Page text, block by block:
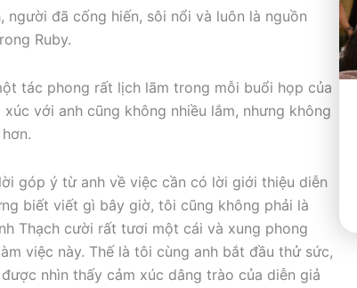
đã cống hiến, sôi nổi và luôn là nguồn
Ruby.
tác phong rất lịch lãm trong mỗi buổi họp của
với anh cũng không nhiều lắm, nhưng không
góp ý từ anh về việc cần có lời giới thiệu diễn
biết viết gì bây giờ, tôi cũng không phải là
Thạch cười rất tươi một cái và xung phong
việc này. Thế là tôi cùng anh bắt đầu thử sức,
nhìn thấy cảm xúc dâng trào của diễn giả